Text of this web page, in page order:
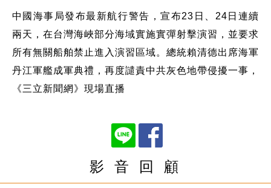
中國海事局發布最新航行警告，宣布23日、24日連續
兩天，在台灣海峽部分海域實施實彈射擊演習，並要求
所有無關船舶禁止進入演習區域。總統賴清德出席海軍
丹江軍艦成軍典禮，再度譴責中共灰色地帶侵擾一事，
《三立新聞網》現場直播
影 音 回 顧